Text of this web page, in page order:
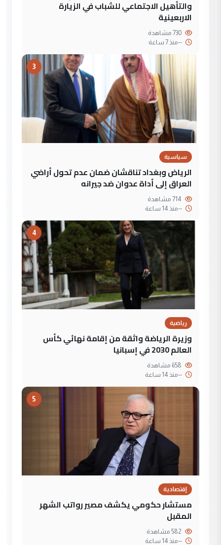
والتأهيل الاجتماعي للشباب في الزيارة
الاربعينية
--منذ 7 ساعة
3
سياسية
الرياض وبغداد تناقشان ضمان عدم تحول أراضي
العراق إلى أداة عدوان ضد جيرانه
--منذ 14 ساعة
4
رياضية
وزيرة الرياضة واثقة من إقامة نهائي كأس
العالم 2030 في إسبانيا
--منذ 14 ساعة
5
إقتصادية
مستشار حكومي يكشف مصير رواتب الشهر
المقبل
--منذ 14 ساعة